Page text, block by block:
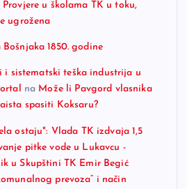
u školama TK u toku,
ugrožena
Bošnjaka 1850. godine
i sistematski teška industrija u
na Može li Pavgord vlasnika
spasiti Koksaru?
ostaju": Vlada TK izdvaja 1,5
pitke vode u Lukavcu -
u Skupštini TK Emir Begić
prevoza“ i način